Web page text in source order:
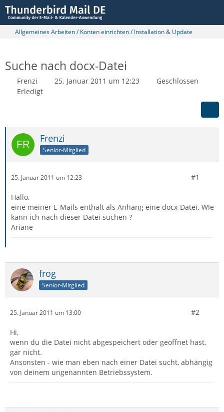
Allgemeines Arbeiten / Konten einrichten / Installation & Update
Suche nach docx-Datei
Frenzi 25. Januar 2011 um 12:23
Geschlossen
Erledigt
Frenzi
Senior-Mitglied
25. Januar 2011 um 12:23 #1
Hallo,
eine meiner E-Mails enthält als Anhang eine docx-Datei. WIe
kann ich nach dieser Datei suchen ?
Ariane
frog
Senior-Mitglied
25. Januar 2011 um 13:00 #2
Hi,
wenn du die Datei nicht abgespeichert oder geöffnet hast,
gar nicht.
Ansonsten - wie man eben nach einer Datei sucht, abhängig
von deinem ungenannten Betriebssystem.